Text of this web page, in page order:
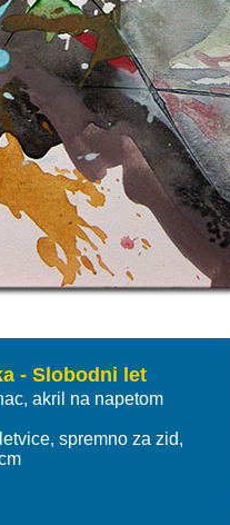
- Slobodni let
akril na napetom
spremno za zid,